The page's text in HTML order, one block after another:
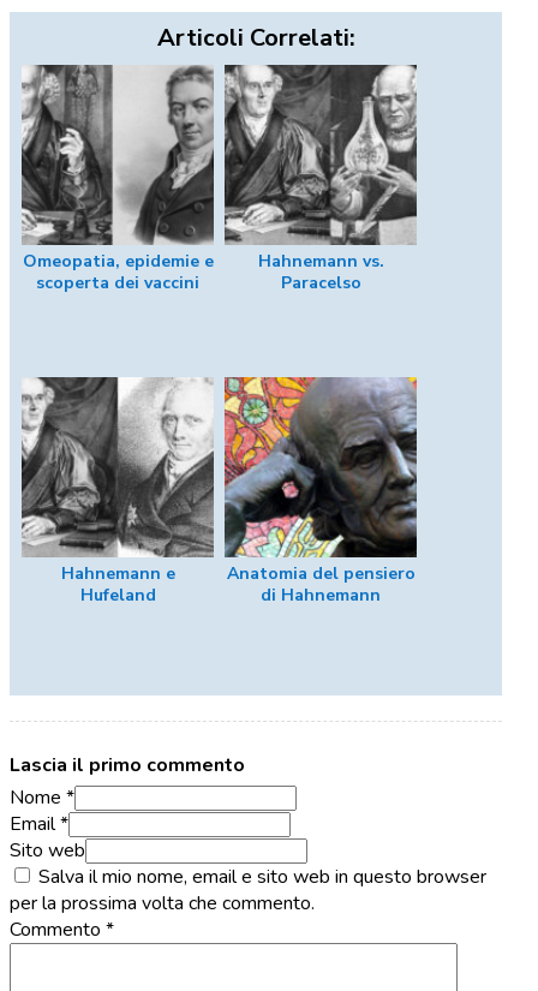
Articoli Correlati:
Omeopatia, epidemie e
scoperta dei vaccini
Hahnemann vs.
Paracelso
Hahnemann e
Hufeland
Anatomia del pensiero
di Hahnemann
Lascia il primo commento
Nome *
Email *
Sito web
Salva il mio nome, email e sito web in questo browser
per la prossima volta che commento.
Commento *